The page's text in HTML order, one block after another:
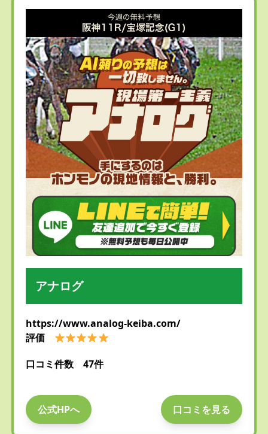
アナログ
https://www.analog-keiba.com/
評価
口コミ件数 47件
公式HPへ 口コミを見る